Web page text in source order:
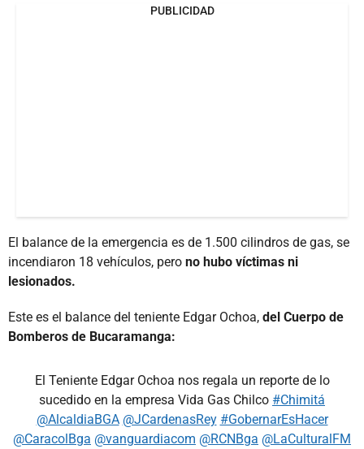
PUBLICIDAD
El balance de la emergencia es de 1.500 cilindros de gas, se
incendiaron 18 vehículos, pero no hubo víctimas ni
lesionados.
Este es el balance del teniente Edgar Ochoa, del Cuerpo de
Bomberos de Bucaramanga:
El Teniente Edgar Ochoa nos regala un reporte de lo
sucedido en la empresa Vida Gas Chilco #Chimitá
@AlcaldiaBGA @JCardenasRey #GobernarEsHacer
@CaracolBga @vanguardiacom @RCNBga @LaCulturalFM